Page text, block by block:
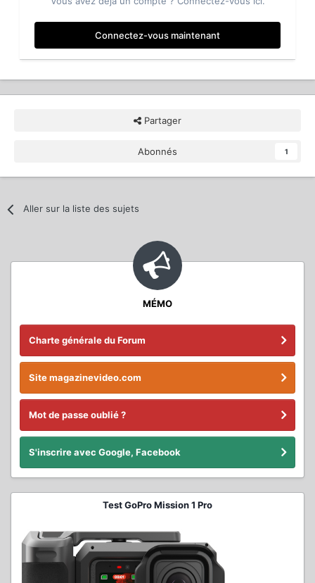
Connectez-vous maintenant
Partager
Abonnés 1
Aller sur la liste des sujets
MÉMO
Charte générale du Forum
Site magazinevideo.com
Mot de passe oublié ?
S'inscrire avec Google, Facebook
Test GoPro Mission 1 Pro